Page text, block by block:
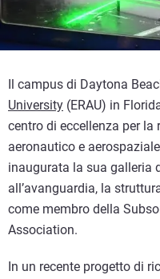
Il campus di Daytona
University (ERAU) in
centro di eccellenza per
aeronautico e
inaugurata la sua galleria
all’avanguardia, la
come membro della
Association.
In un recente progetto di